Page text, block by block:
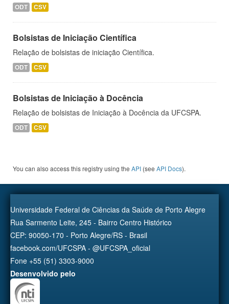
ODT CSV
Bolsistas de Iniciação Científica
Relação de bolsistas de iniciação Científica.
ODT CSV
Bolsistas de Iniciação à Docência
Relação de bolsistas de Iniciação à Docência da UFCSPA.
ODT CSV
You can also access this registry using the API (see API Docs).
Universidade Federal de Ciências da Saúde de Porto Alegre
Rua Sarmento Leite, 245 - Bairro Centro Histórico
CEP: 90050-170 - Porto Alegre/RS - Brasil
facebook.com/UFCSPA - @UFCSPA_oficial
Fone +55 (51) 3303-9000
Desenvolvido pelo